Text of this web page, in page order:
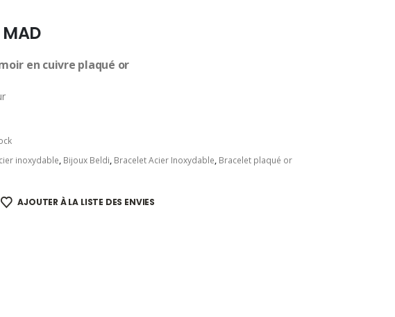
MADLe
actuel
en cuivre plaqué or
inoxydable, Bijoux Beldi, Bracelet Acier Inoxydable, Bracelet plaqué or
AJOUTER À LA LISTE DES ENVIES